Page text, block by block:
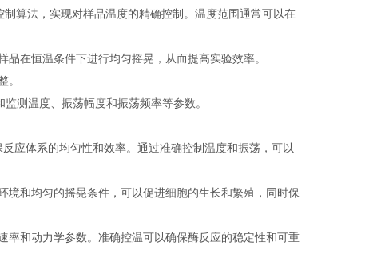
算法，实现对样品温度的精确控制。温度范围通常可以在
在恒温条件下进行均匀摇晃，从而提高实验效率。
。
测温度、振荡幅度和振荡频率等参数。
体系的均匀性和效率。通过准确控制温度和振荡，可以
和均匀的摇晃条件，可以促进细胞的生长和繁殖，同时保
和动力学参数。准确控温可以确保酶反应的稳定性和可重